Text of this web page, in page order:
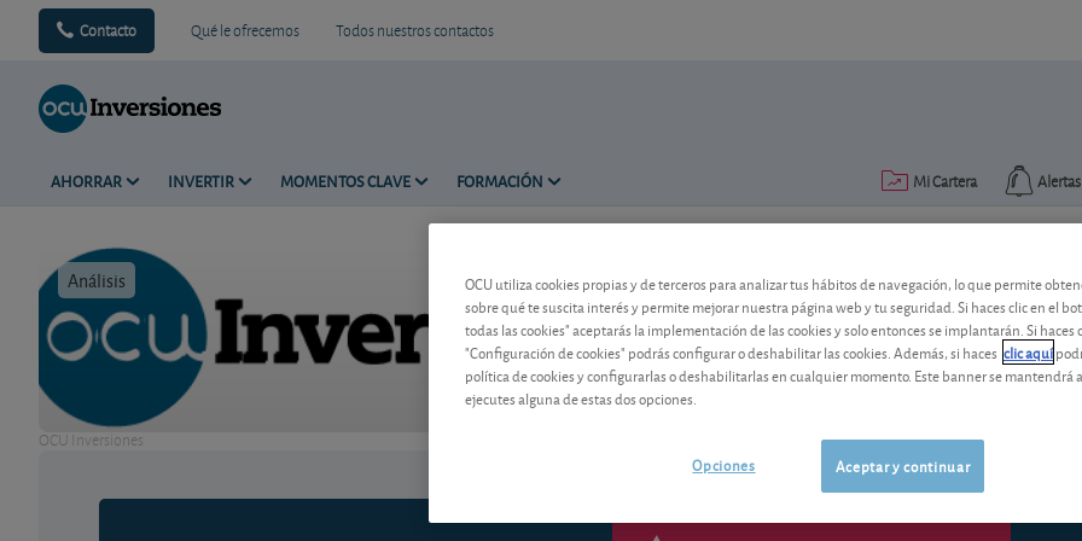
Contacto Qué le ofrecemos Todos nuestros contactos
AHORRAR INVERTIR MOMENTOS CLAVE FORMACIÓN Alertas
Mi Cartera
Análisis Tiempo de lectura: 2 min.
OCU Inversiones
Duro Felguera: fuerte caída
La adjudicación de nuevos contratos
análisis y conozca nuestra valoración
OCU utiliza cookies propias y de terceros para analizar tus hábitos de navegación, lo que permite
sobre qué te suscita interés y permite mejorar nuestra página web y tu seguridad. Si haces clic en el
todas las cookies" aceptarás la implementación de las cookies y solo entonces se implantarán. Si haces
"Configuración de cookies" podrás configurar o deshabilitar las cookies. Además, si haces clic aquí
política de cookies y configurarlas o deshabilitarlas en cualquier momento. Este banner se mantendrá
ejecutes alguna de estas dos opciones.
Aceptar y continuar
Opciones